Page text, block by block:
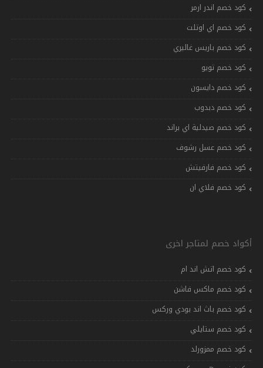
كود خصم اندر ارمر
كود خصم اي اوتلت
كود خصم باريس غاليري
كود خصم تويو
كود خصم دايسون
كود خصم دبدوب
كود خصم صيدلية اي براند
كود خصم عسل رشوف
كود خصم فارفيتش
كود خصم فلاي ان
أكواد خصم لمتاجر اخرى
كود خصم اتش اند ام
كود خصم ماكس فاشن
كود خصم باث اند بودي وركس
كود خصم ستايلي
كود خصم ممزورلد